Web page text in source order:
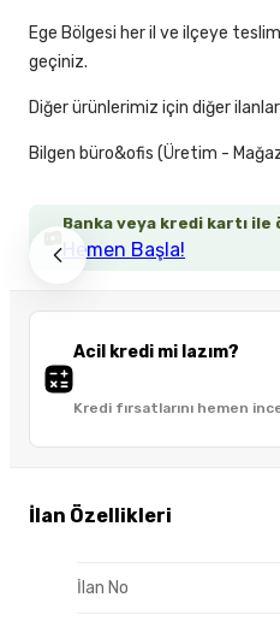
Banka veya kredi kartı ile
Hemen Başla!
Acil kredi mi lazım?
Kredi fırsatlarını hemen
İlan Özellikleri
İlan No
Ege Bölgesi her il ve ilçeye
geçiniz.
Diğer ürünlerimiz için diğer ilanlar
Bilgen büro&ofis (Üretim -